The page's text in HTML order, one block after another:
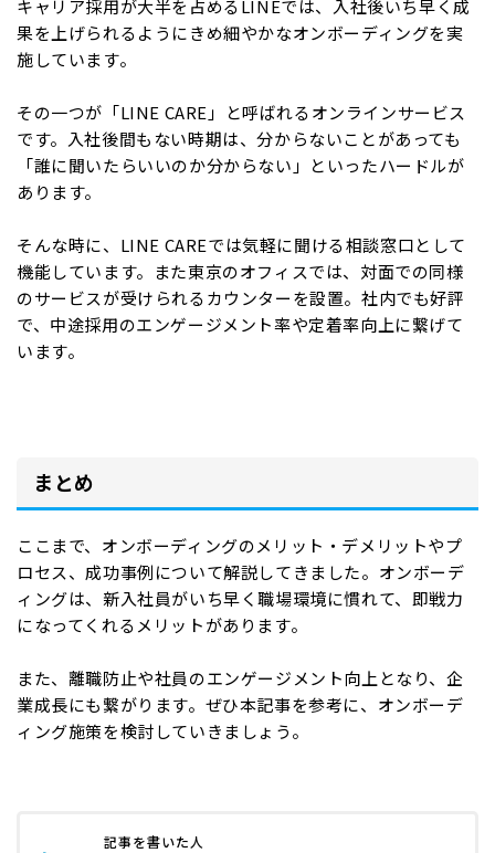
キャリア採用が大半を占めるLINEでは、入社後いち早く成
果を上げられるようにきめ細やかなオンボーディングを実
施しています。
その一つが「LINE CARE」と呼ばれるオンラインサービス
です。入社後間もない時期は、分からないことがあっても
「誰に聞いたらいいのか分からない」といったハードルが
あります。
そんな時に、LINE CAREでは気軽に聞ける相談窓口として
機能しています。また東京のオフィスでは、対面での同様
のサービスが受けられるカウンターを設置。社内でも好評
で、中途採用のエンゲージメント率や定着率向上に繋げて
います。
まとめ
ここまで、オンボーディングのメリット・デメリットやプ
ロセス、成功事例について解説してきました。オンボーデ
ィングは、新入社員がいち早く職場環境に慣れて、即戦力
になってくれるメリットがあります。
また、離職防止や社員のエンゲージメント向上となり、企
業成長にも繋がります。ぜひ本記事を参考に、オンボーデ
ィング施策を検討していきましょう。
記事を書いた人